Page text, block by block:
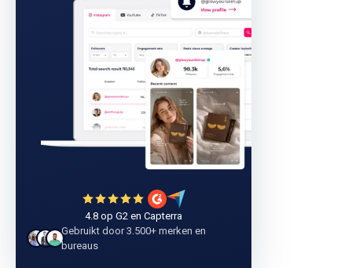
4.8 op G2 en Capterra
Gebruikt door 3.500+ merken en
bureaus